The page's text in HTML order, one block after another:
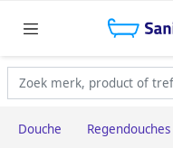
Douche Regendouches